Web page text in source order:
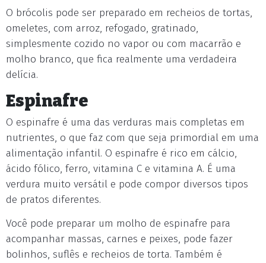
O brócolis pode ser preparado em recheios de tortas,
omeletes, com arroz, refogado, gratinado,
simplesmente cozido no vapor ou com macarrão e
molho branco, que fica realmente uma verdadeira
delícia.
Espinafre
O espinafre é uma das verduras mais completas em
nutrientes, o que faz com que seja primordial em uma
alimentação infantil. O espinafre é rico em cálcio,
ácido fólico, ferro, vitamina C e vitamina A. É uma
verdura muito versátil e pode compor diversos tipos
de pratos diferentes.
Você pode preparar um molho de espinafre para
acompanhar massas, carnes e peixes, pode fazer
bolinhos, suflês e recheios de torta. Também é